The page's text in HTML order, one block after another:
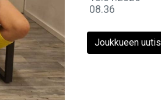
08.36
Joukkueen